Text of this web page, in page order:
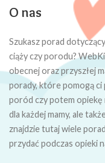
O nas
Szukasz porad
ciąży czy porodu?
obecnej oraz przyszłej
porady, które pomogą ci
poród czy potem opiekę
dla każdej mamy, ale
znajdzie tutaj wiele
przydać podczas opieki